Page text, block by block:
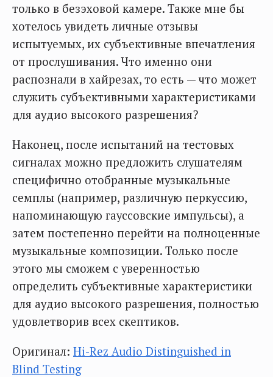
только в безэховой камере. Также мне бы
хотелось увидеть личные отзывы
испытуемых, их субъективные впечатления
от прослушивания. Что именно они
распознали в хайрезах, то есть — что может
служить субъективными характеристиками
для аудио высокого разрешения?
Наконец, после испытаний на тестовых
сигналах можно предложить слушателям
специфично отобранные музыкальные
семплы (например, различную перкуссию,
напоминающую гауссовские импульсы), а
затем постепенно перейти на полноценные
музыкальные композиции. Только после
этого мы сможем с уверенностью
определить субъективные характеристики
для аудио высокого разрешения, полностью
удовлетворив всех скептиков.
Оригинал: Hi-Rez Audio Distinguished in
Blind Testing